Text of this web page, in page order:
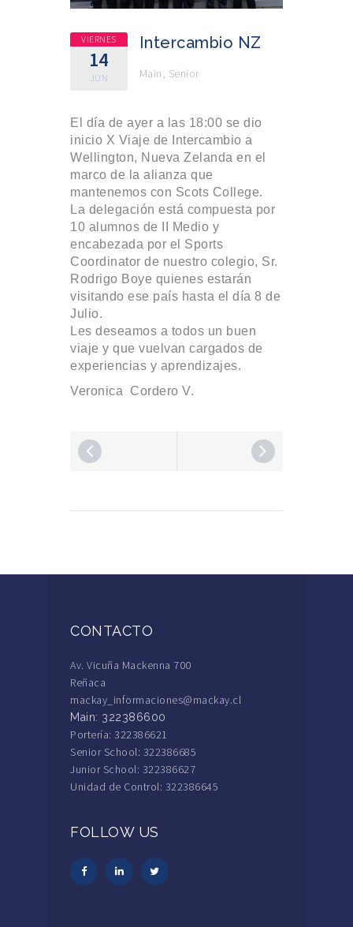
VIERNES
14
JUN
Intercambio NZ
Main Senior
El día de ayer a las 18:00 se dio
inicio X Viaje de Intercambio a
Wellington, Nueva Zelanda en el
marco de la alianza que
mantenemos con Scots College.
La delegación está compuesta por
10 alumnos de II Medio y
encabezada por el Sports
Coordinator de nuestro colegio, Sr.
Rodrigo Boye quienes estarán
visitando ese país hasta el día 8 de
Julio.
Les deseamos a todos un buen
viaje y que vuelvan cargados de
experiencias y aprendizajes.
Veronica Cordero V.
CONTACTO
Av. Vicuña Mackenna 700
Reñaca
mackay_informaciones@mackay.cl
Main: 322386600
Portería: 322386621
Senior School: 322386685
Junior School: 322386627
Unidad de Control: 322386645
FOLLOW US